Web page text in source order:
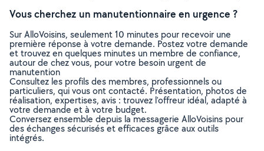
Vous cherchez un manutentionnaire en urgence ?
Sur AlloVoisins, seulement 10 minutes pour recevoir une
première réponse à votre demande. Postez votre demande
et trouvez en quelques minutes un membre de confiance,
autour de chez vous, pour votre besoin urgent de
manutention
Consultez les profils des membres, professionnels ou
particuliers, qui vous ont contacté. Présentation, photos de
réalisation, expertises, avis : trouvez l'offreur idéal, adapté à
votre demande et à votre budget.
Conversez ensemble depuis la messagerie AlloVoisins pour
des échanges sécurisés et efficaces grâce aux outils
intégrés.